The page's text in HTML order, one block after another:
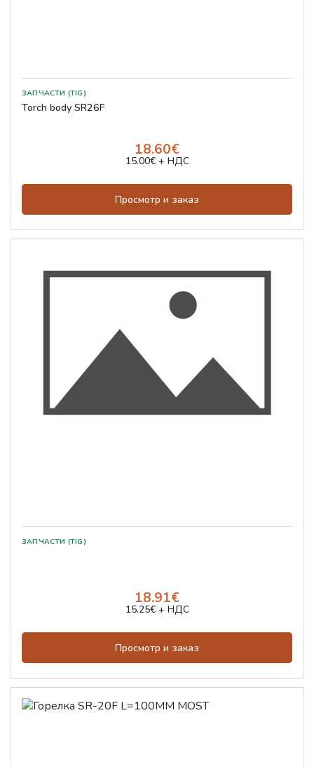
ЗАПЧАСТИ (TIG)
Torch body SR26F
18.60€
15.00€ + НДС
Просмотр и заказ
ЗАПЧАСТИ (TIG)
18.91€
15.25€ + НДС
Просмотр и заказ